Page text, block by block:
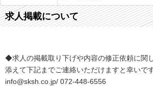
求人掲載について
◆求人の掲載取り下げや内容の修正依頼に関
添えて下記までご連絡いただけますと幸いです
info@sksh.co.jp/ 072-448-6556